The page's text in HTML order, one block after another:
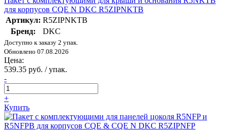
для корпусов CQE N DKC R5ZIPNKTB
Артикул: R5ZIPNKTB
Бренд:
DKC
Доступно к заказу 2 упак.
Обновлено 07.08.2026
Цена:
539.35 руб. / упак.
-
+
Купить